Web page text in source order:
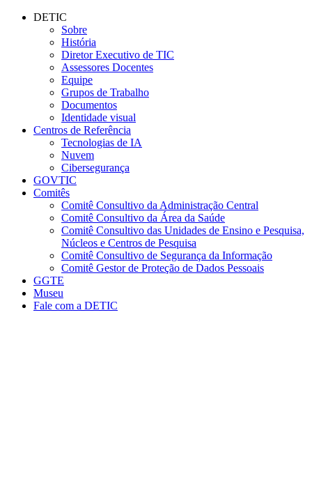
Conteúdo principal
DETIC
Sobre
História
Diretor Executivo de TIC
Assessores Docentes
Equipe
Grupos de Trabalho
Documentos
Identidade visual
Centros de Referência
Tecnologias de IA
Nuvem
Cibersegurança
GOVTIC
Comitês
Comitê Consultivo da Administração Central
Comitê Consultivo da Área da Saúde
Comitê Consultivo das Unidades de Ensino e Pesquisa,
Núcleos e Centros de Pesquisa
Comitê Consultivo de Segurança da Informação
Comitê Gestor de Proteção de Dados Pessoais
GGTE
Museu
Fale com a DETIC